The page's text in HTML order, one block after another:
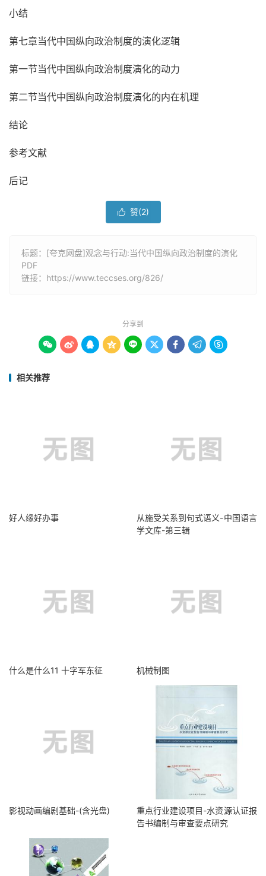
小结
第七章当代中国纵向政治制度的演化逻辑
第一节当代中国纵向政治制度演化的动力
第二节当代中国纵向政治制度演化的内在机理
结论
参考文献
后记
 赞(2)
标题：[夸克网盘]观念与行动:当代中国纵向政治制度的演化
PDF
链接： https://www.teccses.org/826/
分享到
        
相关推荐
好人缘好办事
从施受关系到句式语义-中国语言
学文库-第三辑
什么是什么11 十字军东征 机械制图
影视动画编剧基础-(含光盘)
重点行业建设项目-水资源认证报
告书编制与审查要点研究